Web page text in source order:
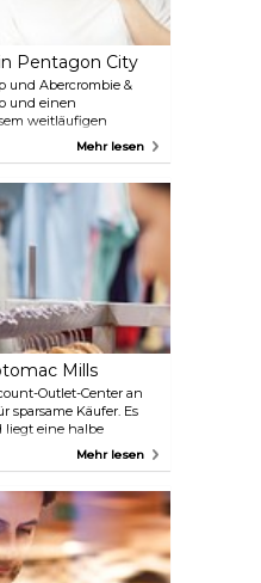
Pentagon City
und Abercrombie &
und einen
weitläufigen
Hier können
Mehr lesen
Mills
Outlet-Center an
sparsame Käufer. Es
liegt eine halbe
Mehr lesen